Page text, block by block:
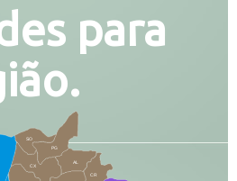
para
CX
AL
CR
PG
SO